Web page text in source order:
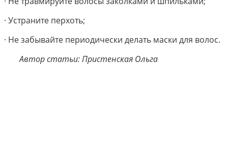
· Устраните перхоть;
· Не забывайте периодически делать маски для волос.
Автор статьи: Пристенская Ольга